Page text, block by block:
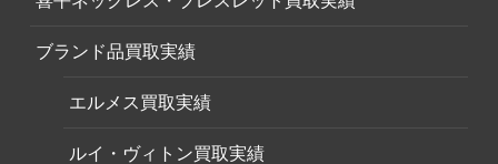
ブランド品買取実績
エルメス買取実績
ルイ・ヴィトン買取実績